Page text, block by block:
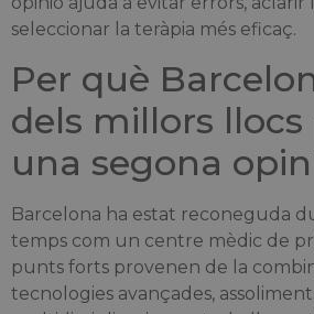
seleccionar la teràpia més eficaç.
Per què
dels millors llocs
una segona
Barcelona ha estat reconeguda
temps com un centre mèdic de
punts forts provenen de la
tecnologies avançades,